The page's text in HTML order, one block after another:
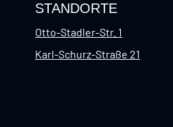
STANDORTE
Otto-Stadler-Str. 1
Karl-Schurz-Straße 21